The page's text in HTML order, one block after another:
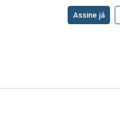
Assine já